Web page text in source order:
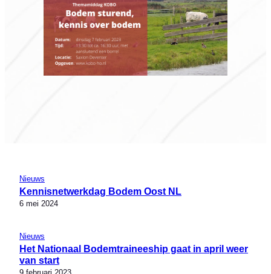
Nieuws
Kennisnetwerkdag Bodem Oost NL
6 mei 2024
Nieuws
Het Nationaal Bodemtraineeship gaat in april weer
van start